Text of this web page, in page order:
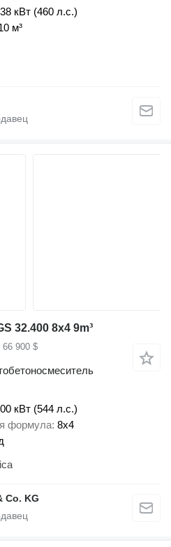
кВт (460 л.с.)
м³
32.400 8x4 9m³
66 900 $
кВт (544 л.с.)
формула 8x4
Co. KG